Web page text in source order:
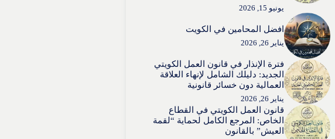
يونيو 15, 2026
افضل المحامين في الكويت
يناير 26, 2026
فترة الإنذار في قانون العمل الكويتي
الجديد: دليلك الشامل لإنهاء العلاقة
العمالية دون خسائر قانونية
يناير 26, 2026
قانون العمل الكويتي في القطاع
الخاص: المرجع الكامل لحماية “لقمة
العيش” بالقانون